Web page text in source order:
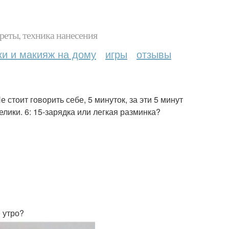
техника нанесения
и макияж на дому игры отзывы
говорить себе, 5 минуток, за эти 5 минут
6: 15-зарядка или легкая разминка?